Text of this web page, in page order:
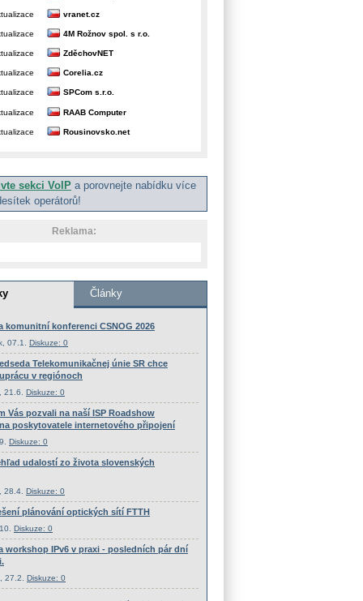
vranet.cz
4M Rožnov spol. s r.o.
ZděchovNET
Corelia.cz
SPCom s.r.o.
RAAB Computer
Rousinovsko.net
sekci VoIP a porovnejte nabídku více
operátorů!
Reklama: